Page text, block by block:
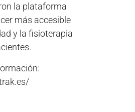
la plataforma
más accesible
y la fisioterapia